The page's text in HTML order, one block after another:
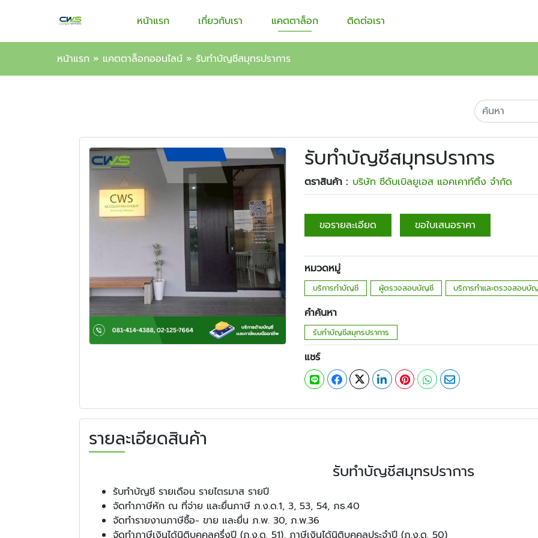
หน้าแรก เกี่ยวกับเรา แคตตาล็อก ติดต่อเรา
หน้าแรก » แคตตาล็อกออนไลน์ » รับทำบัญชีสมุทรปราการ
รับทำบัญชีสมุทรปราการ
ตราสินค้า : บริษัท ซีดับเบิลยูเอส แอคเคาท์ติ้ง จำกัด
ขอรายละเอียด ขอใบเสนอราคา
หมวดหมู่
บริการทำบัญชี ผู้ตรวจสอบบัญชี บริการทำและตรวจสอบบั
คำค้นหา
รับทำบัญชีสมุทรปราการ
แชร์
รายละเอียดสินค้า
รับทำบัญชีสมุทรปราการ
รับทำบัญชี รายเดือน รายไตรมาส รายปี
จัดทำภาษีหัก ณ ที่จ่าย และยื่นภาษี ภ.ง.ด.1, 3, 53, 54, ภธ.40
จัดทำรายงานภาษีซื้อ- ขาย และยื่น ภ.พ. 30, ภ.พ.36
จัดทำภาษีเงินได้นิติบุคคลครึ่งปี (ภ.ง.ด. 51), ภาษีเงินได้นิติบุคคลประจำปี (ภ.ง.ด. 50)